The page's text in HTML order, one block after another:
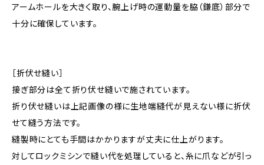
アームホールを大きく取り、腕上げ時の運動量を脇（鎌底）部分で
十分に確保しています。
［折伏せ縫い］
接ぎ部分は全て折り伏せ縫いで施されています。
折り伏せ縫いは上記画像の様に生地端縫代が見えない様に折伏
せて縫う方法です。
縫製時にとても手間はかかりますが丈夫に仕上がります。
対してロックミシンで縫い代を処理していると、糸に爪などが引っ